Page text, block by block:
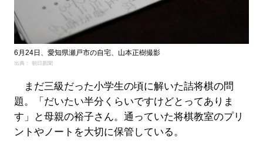
6月24日、愛知県瀬戸市の自宅、山本正樹撮影
出典： 朝日新聞
まだ三級だった小学生の頃に解いた詰将棋の問
題。「だいたい半分くらいですけどとってありま
す」と母親の裕子さん。通っていた将棋教室のプリ
ントやノートを大切に保管している。